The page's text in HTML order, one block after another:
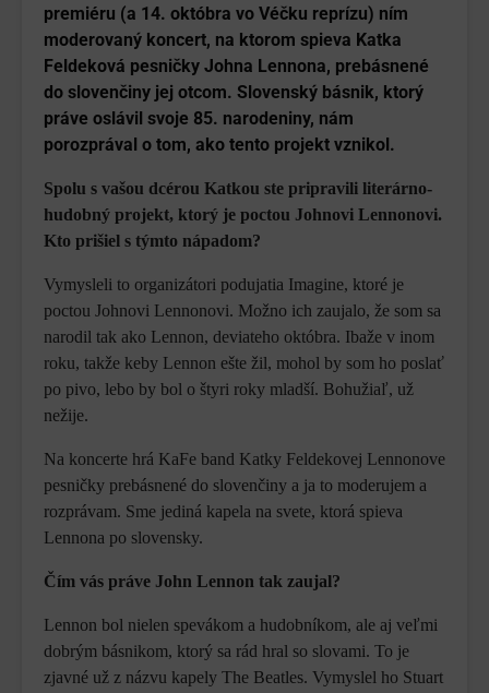
premiéru (a 14. októbra vo Véčku reprízu) ním
moderovaný koncert, na ktorom spieva Katka
Feldeková pesničky Johna Lennona, prebásnené
do slovenčiny jej otcom. Slovenský básnik, ktorý
práve oslávil svoje 85. narodeniny, nám
porozprával o tom, ako tento projekt vznikol.
Spolu s vašou dcérou Katkou ste pripravili literárno-
hudobný projekt, ktorý je poctou Johnovi Lennonovi.
Kto prišiel s týmto nápadom?
Vymysleli to organizátori podujatia Imagine, ktoré je
poctou Johnovi Lennonovi. Možno ich zaujalo, že som sa
narodil tak ako Lennon, deviateho októbra. Ibaže v inom
roku, takže keby Lennon ešte žil, mohol by som ho poslať
po pivo, lebo by bol o štyri roky mladší. Bohužiaľ, už
nežije.
Na koncerte hrá KaFe band Katky Feldekovej Lennonove
pesničky prebásnené do slovenčiny a ja to moderujem a
rozprávam. Sme jediná kapela na svete, ktorá spieva
Lennona po slovensky.
Čím vás práve John Lennon tak zaujal?
Lennon bol nielen spevákom a hudobníkom, ale aj veľmi
dobrým básnikom, ktorý sa rád hral so slovami. To je
zjavné už z názvu kapely The Beatles. Vymyslel ho Stuart